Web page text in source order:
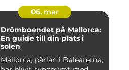
06. mar
Drömboendet på Mallorca:
En guide till din plats i
solen
Mallorca, pärlan i Balearerna,